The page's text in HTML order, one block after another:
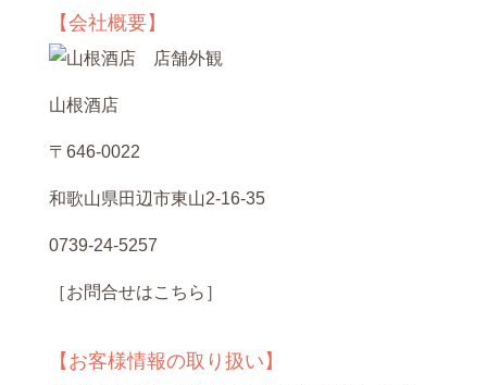
【会社概要】
山根酒店
〒646-0022
和歌山県田辺市東山2-16-35
0739-24-5257
［お問合せはこちら］
【お客様情報の取り扱い】